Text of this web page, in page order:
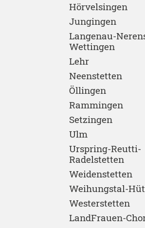
Hörvelsingen
Jungingen
Langenau-
Wettingen
Lehr
Neenstetten
Öllingen
Rammingen
Setzingen
Ulm
Urspring-Reutti-
Radelstetten
Weidenstetten
Weihungstal-
Westerstetten
LandFrauen-